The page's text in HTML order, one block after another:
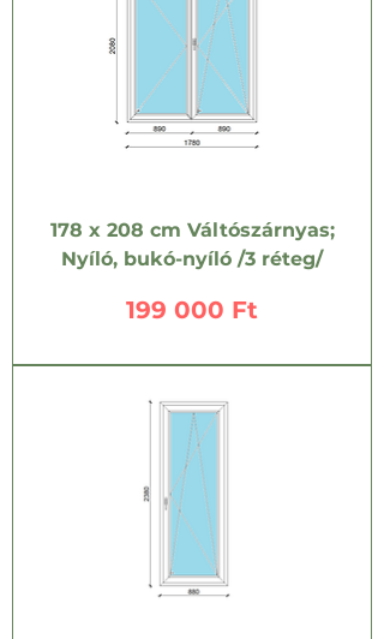
178 x 208 cm Váltószárnyas;
Nyíló, bukó-nyíló /3 réteg/
Ár
199 000 Ft